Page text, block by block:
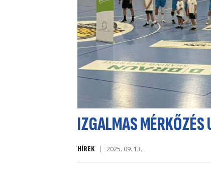
IZGALMAS MÉRKŐZÉS
HÍREK 2025. 09. 13.